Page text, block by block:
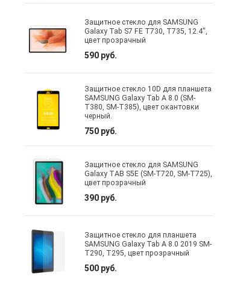
Защитное стекло для SAMSUNG
Galaxy Tab S7 FE T730, T735, 12.4",
цвет прозрачный
590 руб.
Защитное стекло 10D для планшета
SAMSUNG Galaxy Tab A 8.0 (SM-
T380, SM-T385), цвет окантовки
черный.
750 руб.
Защитное стекло для SAMSUNG
Galaxy TAB S5E (SM-T720, SM-T725),
цвет прозрачный
390 руб.
Защитное стекло для планшета
SAMSUNG Galaxy Tab A 8.0 2019 SM-
T290, T295, цвет прозрачный
500 руб.